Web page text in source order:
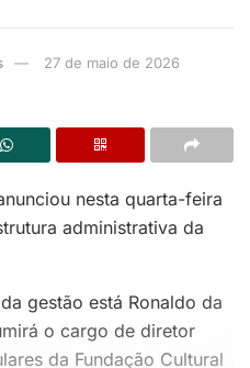
27 de maio de 2026
nesta quarta-feira
administrativa da
gestão está Ronaldo da
o cargo de diretor
da Fundação Cultural